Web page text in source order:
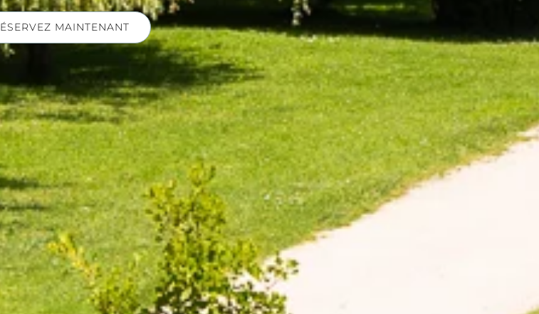
VISITEZ LE DOMAINE